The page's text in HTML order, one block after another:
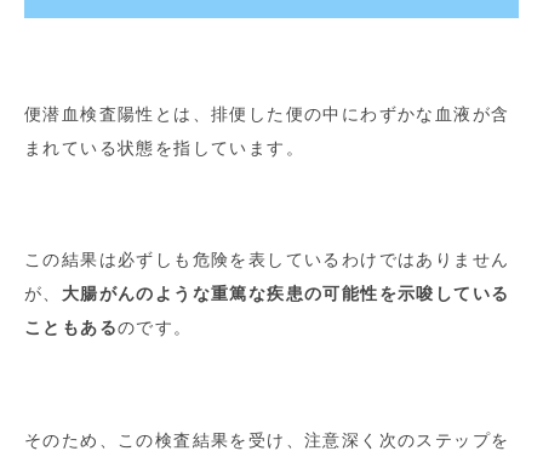
便潜血検査陽性とは、排便した便の中にわずかな血液が含
まれている状態を指しています。
この結果は必ずしも危険を表しているわけではありません
が、 大腸がんのような重篤な疾患の可能性を示唆している
こともあるのです。
そのため、この検査結果を受け、注意深く次のステップを